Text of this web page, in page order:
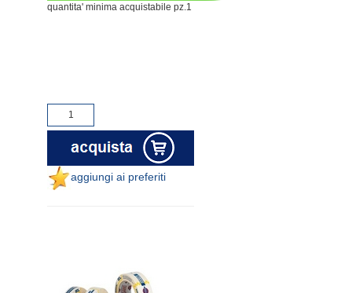
quantita' minima acquistabile pz.1
aggiungi ai preferiti